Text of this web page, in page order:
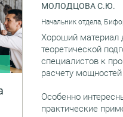
МОЛОДЦОВА С.Ю.
Начальник отдела,
Хороший материал
теоретической
специалистов к
расчету
Особенно
практические